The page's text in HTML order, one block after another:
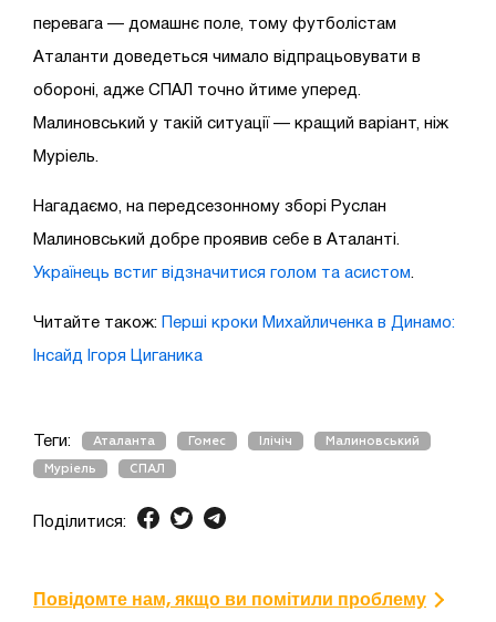
перевага — домашнє поле, тому футболістам
Аталанти доведеться чимало відпрацьовувати в
обороні, адже СПАЛ точно йтиме уперед.
Малиновський у такій ситуації — кращий варіант, ніж
Муріель.
Нагадаємо, на передсезонному зборі Руслан
Малиновський добре проявив себе в Аталанті.
Українець встиг відзначитися голом та асистом
Читайте також: Перші кроки Михайличенка в Динамо:
Інсайд Ігоря Циганика
Теги: Аталанта Гомес Ілічіч Малиновський
Муріель СПАЛ
Поділитися:
Повідомте нам, якщо ви помітили проблему